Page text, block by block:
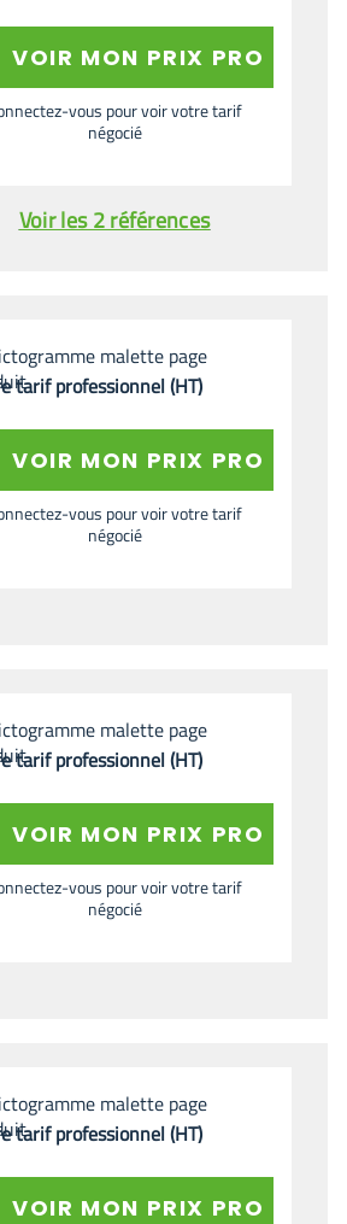
VOIR MON PRIX PRO
vous pour voir votre tarif
négocié
Voir les 2 références
tarif professionnel (HT)
VOIR MON PRIX PRO
vous pour voir votre tarif
négocié
tarif professionnel (HT)
VOIR MON PRIX PRO
vous pour voir votre tarif
négocié
tarif professionnel (HT)
VOIR MON PRIX PRO